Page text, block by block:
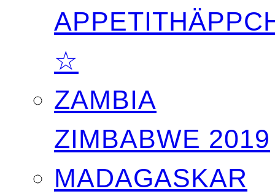
☆
ZAMBIA
ZIMBABWE 2019
MADAGASKAR